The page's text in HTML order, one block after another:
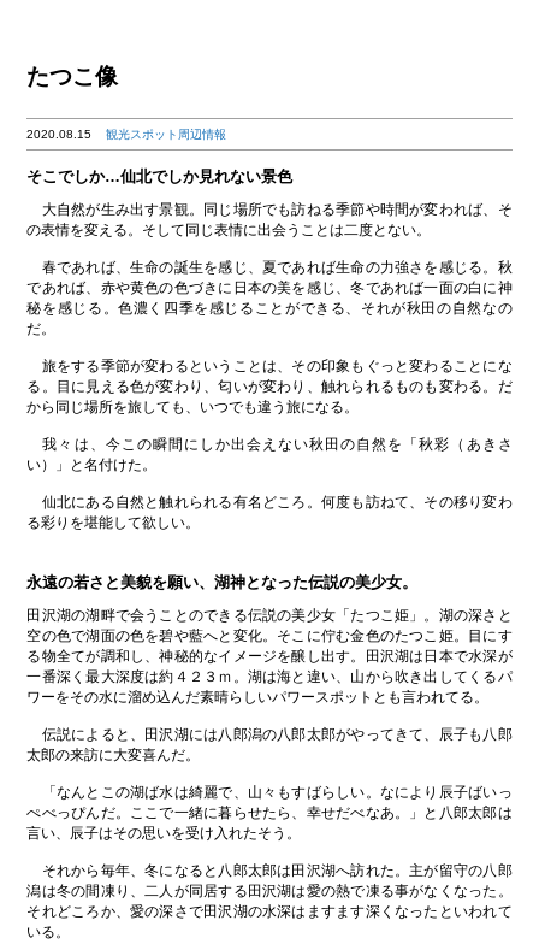
たつこ像
2020.08.15観光スポット周辺情報
そこでしか…仙北でしか見れない景色
大自然が生み出す景観。同じ場所でも訪ねる季節や時間が変われば、そ
の表情を変える。そして同じ表情に出会うことは二度とない。
春であれば、生命の誕生を感じ、夏であれば生命の力強さを感じる。秋
であれば、赤や黄色の色づきに日本の美を感じ、冬であれば一面の白に神
秘を感じる。色濃く四季を感じることができる、それが秋田の自然なの
だ。
旅をする季節が変わるということは、その印象もぐっと変わることにな
る。目に見える色が変わり、匂いが変わり、触れられるものも変わる。だ
から同じ場所を旅しても、いつでも違う旅になる。
我々は、今この瞬間にしか出会えない秋田の自然を「秋彩（あきさ
い）」と名付けた。
仙北にある自然と触れられる有名どころ。何度も訪ねて、その移り変わ
る彩りを堪能して欲しい。
永遠の若さと美貌を願い、湖神となった伝説の美少女。
田沢湖の湖畔で会うことのできる伝説の美少女「たつこ姫」。湖の深さと
空の色で湖面の色を碧や藍へと変化。そこに佇む金色のたつこ姫。目にす
る物全てが調和し、神秘的なイメージを醸し出す。田沢湖は日本で水深が
一番深く最大深度は約４２３ｍ。湖は海と違い、山から吹き出してくるパ
ワーをその水に溜め込んだ素晴らしいパワースポットとも言われてる。
伝説によると、田沢湖には八郎潟の八郎太郎がやってきて、辰子も八郎
太郎の来訪に大変喜んだ。
「なんとこの湖ば水は綺麗で、山々もすばらしい。なにより辰子ばいっ
ぺべっぴんだ。ここで一緒に暮らせたら、幸せだべなあ。」と八郎太郎は
言い、辰子はその思いを受け入れたそう。
それから毎年、冬になると八郎太郎は田沢湖へ訪れた。主が留守の八郎
潟は冬の間凍り、二人が同居する田沢湖は愛の熱で凍る事がなくなった。
それどころか、愛の深さで田沢湖の水深はますます深くなったといわれて
いる。